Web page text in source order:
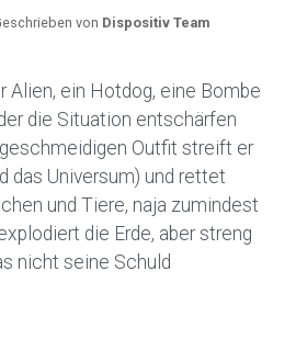
von Dispositiv Team
Alien, ein Hotdog, eine Bombe
die Situation entschärfen
Outfit streift er
das Universum) und rettet
und Tiere, naja zumindest
die Erde, aber streng
nicht seine Schuld